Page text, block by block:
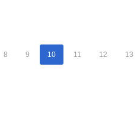
8 9 10 11 12 13